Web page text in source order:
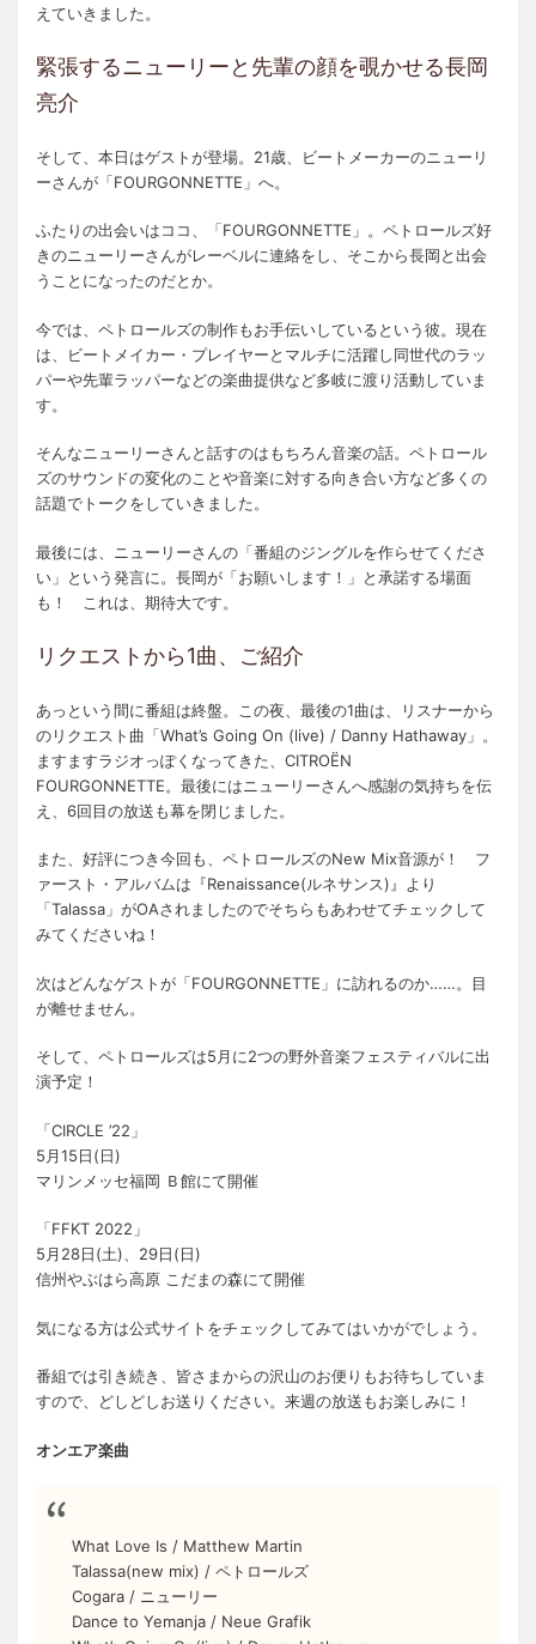
えていきました。
緊張するニューリーと先輩の顔を覗かせる長岡
亮介
そして、本日はゲストが登場。21歳、ビートメーカーのニューリ
ーさんが「FOURGONNETTE」へ。
ふたりの出会いはココ、「FOURGONNETTE」。ペトロールズ好
きのニューリーさんがレーベルに連絡をし、そこから長岡と出会
うことになったのだとか。
今では、ペトロールズの制作もお手伝いしているという彼。現在
は、ビートメイカー・プレイヤーとマルチに活躍し同世代のラッ
パーや先輩ラッパーなどの楽曲提供など多岐に渡り活動していま
す。
そんなニューリーさんと話すのはもちろん音楽の話。ペトロール
ズのサウンドの変化のことや音楽に対する向き合い方など多くの
話題でトークをしていきました。
最後には、ニューリーさんの「番組のジングルを作らせてくださ
い」という発言に。長岡が「お願いします！」と承諾する場面
も！ これは、期待大です。
リクエストから1曲、ご紹介
あっという間に番組は終盤。この夜、最後の1曲は、リスナーから
のリクエスト曲「What’s Going On (live) / Danny Hathaway」。
ますますラジオっぽくなってきた、CITROËN
FOURGONNETTE。最後にはニューリーさんへ感謝の気持ちを伝
え、6回目の放送も幕を閉じました。
また、好評につき今回も、ペトロールズのNew Mix音源が！ フ
ァースト・アルバムは『Renaissance(ルネサンス)』より
「Talassa」がOAされましたのでそちらもあわせてチェックして
みてくださいね！
次はどんなゲストが「FOURGONNETTE」に訪れるのか……。目
が離せません。
そして、ペトロールズは5月に2つの野外音楽フェスティバルに出
演予定！
「CIRCLE ’22」
5月15日(日)
マリンメッセ福岡 Ｂ館にて開催
「FFKT 2022」
5月28日(土)、29日(日)
信州やぶはら高原 こだまの森にて開催
気になる方は公式サイトをチェックしてみてはいかがでしょう。
番組では引き続き、皆さまからの沢山のお便りもお待ちしていま
すので、どしどしお送りください。来週の放送もお楽しみに！
オンエア楽曲
What Love Is / Matthew Martin
Talassa(new mix) / ペトロールズ
Cogara / ニューリー
Dance to Yemanja / Neue Grafik